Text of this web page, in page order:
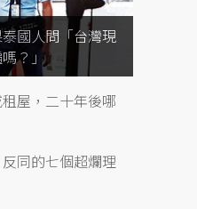
泰國人問「台灣現
？」
租屋，二十年後哪
同的七個超爛理